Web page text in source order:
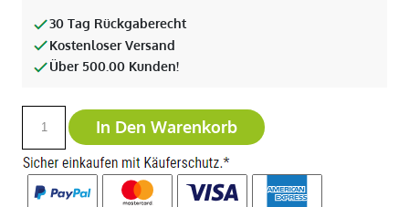
30 Tag Rückgaberecht
Kostenloser Versand
Über 500.00 Kunden!
In Den Warenkorb